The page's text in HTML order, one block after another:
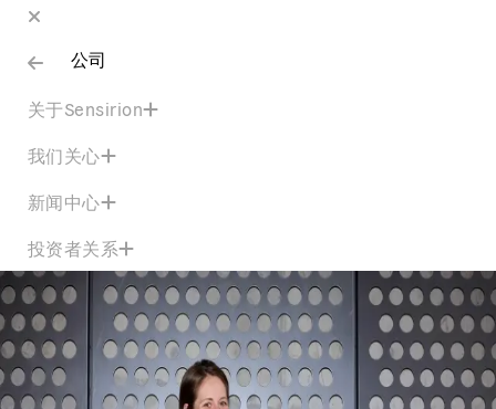
公司
关于Sensirion
我们关心
新闻中心
投资者关系